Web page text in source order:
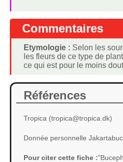
Commentaires
Etymologie : Selon les
les fleurs de ce type de
ce qui est pour le moins
Références
Tropica (tropica@tropica.dk)
Donnée personnelle
Pour citer cette fiche :